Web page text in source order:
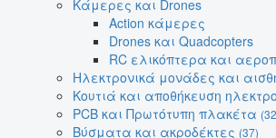
Κάμερες και Drones
Action κάμερες
Drones και Quadcopters
RC ελικόπτερα και
Ηλεκτρονικά μονάδες και
Κουτιά και αποθήκευση
PCB και Πρωτότυπη πλακέτα
Βύσματα και ακροδέκτες (37)